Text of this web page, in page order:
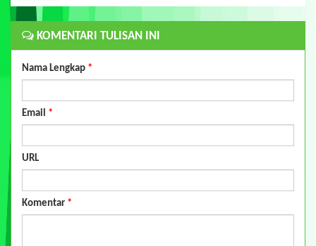
KOMENTARI TULISAN INI
Nama Lengkap *
Email *
URL
Komentar *